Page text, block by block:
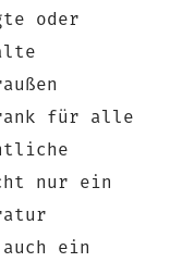
oder
für alle
nur ein
ein